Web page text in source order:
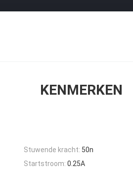
KENMERKEN
Stuwende kracht: 50n
Startstroom: 0.25A